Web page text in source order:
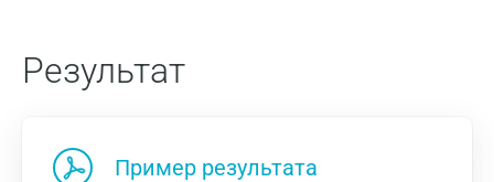
Результат
Пример результата
Армавир
Балашиха